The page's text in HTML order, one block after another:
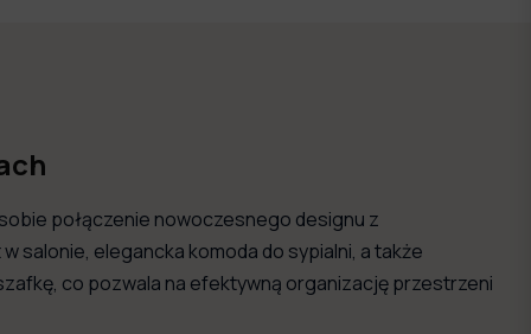
połączenie nowoczesnego designu z
salonie, elegancka komoda do sypialni, a także
co pozwala na efektywną organizację przestrzeni